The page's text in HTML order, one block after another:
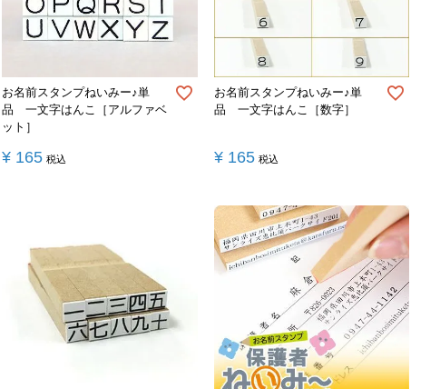
お名前スタンプねいみー♪単
品 一文字はんこ［アルファベ
ット］
¥ 165 税込
お名前スタンプねいみー♪単
品 一文字はんこ［数字］
¥ 165 税込